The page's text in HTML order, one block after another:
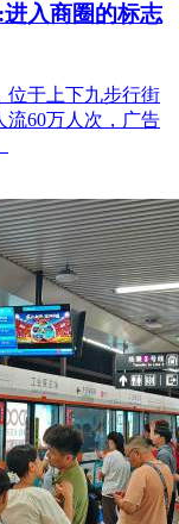
入商圈的标志
位于上下九步行街
流60万人次，广告